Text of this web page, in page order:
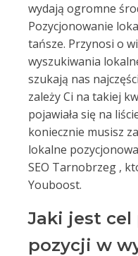
wydają ogromne
Pozycjonowanie
tańsze. Przynosi o
wyszukiwania
szukają nas
zależy Ci na takiej
pojawiała się na
koniecznie musisz
lokalne
SEO Tarnobrzeg ,
Youboost.
Jaki jest cel
pozycji w